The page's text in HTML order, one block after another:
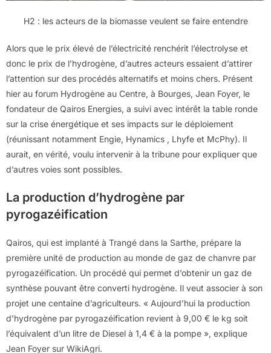
H2 : les acteurs de la biomasse veulent se faire entendre
Alors que le prix élevé de l’électricité renchérit l’électrolyse et
donc le prix de l’hydrogène, d’autres acteurs essaient d’attirer
l’attention sur des procédés alternatifs et moins chers. Présent
hier au forum Hydrogène au Centre, à Bourges, Jean Foyer, le
fondateur de Qairos Energies, a suivi avec intérêt la table ronde
sur la crise énergétique et ses impacts sur le déploiement
(réunissant notamment Engie, Hynamics , Lhyfe et McPhy). Il
aurait, en vérité, voulu intervenir à la tribune pour expliquer que
d’autres voies sont possibles.
La production d’hydrogène par
pyrogazéification
Qairos, qui est implanté à Trangé dans la Sarthe, prépare la
première unité de production au monde de gaz de chanvre par
pyrogazéification. Un procédé qui permet d’obtenir un gaz de
synthèse pouvant être converti hydrogène. Il veut associer à son
projet une centaine d’agriculteurs. « Aujourd’hui la production
d’hydrogène par pyrogazéification revient à 9,00 € le kg soit
l’équivalent d’un litre de Diesel à 1,4 € à la pompe », explique
Jean Foyer sur WikiAgri.